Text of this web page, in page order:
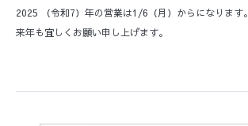
2025 （令和7）年の営業は1/6（月）からになります。
来年も宜しくお願い申し上げます。